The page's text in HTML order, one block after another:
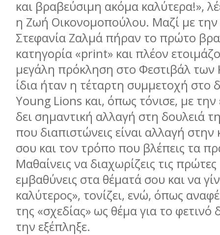
και βραβεύσιμη ακόμα καλύτερα!»,
η Ζωή Οικονομοπούλου. Μαζί με
Στεφανία Ζαλμά πήραν το πρώτο
κατηγορία «print» και πλέον
μεγάλη πρόκληση στο Φεστιβάλ των
ίδια ήταν η τέταρτη συμμετοχή στο
Young Lions και, όπως τόνισε, με την
δει σημαντική αλλαγή στη δουλειά
που διαπιστώνεις είναι αλλαγή στην
σου και τον τρόπο που βλέπεις τα
Μαθαίνεις να διαχωρίζεις τις
εμβαθύνεις στα θέματά σου και να
καλύτερος», τονίζει, ενώ, όπως
της «σχεδίας» ως θέμα για το φετινό
την εξέπληξε.